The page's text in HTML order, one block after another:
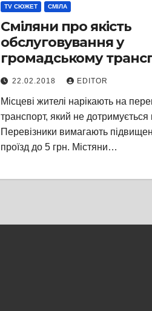
TV СЮЖЕТ СМІЛА
Сміляни про якість
обслуговування у
громадському
22.02.2018 EDITOR
Місцеві жителі нарікають на
транспорт, який не дотримується
Перевізники вимагають
проїзд до 5 грн. Містяни…